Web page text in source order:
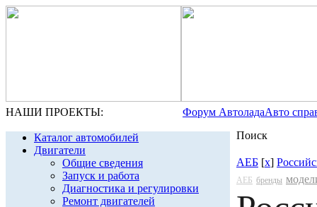
НАШИ ПРОЕКТЫ: Форум АвтоладаАвто
Каталог автомобилей
Двигатели
Общие сведения
Запуск и работа
Диагностика и регулировки
Ремонт двигателей
Поиск
АЕБ [x]
АЕБ бренды